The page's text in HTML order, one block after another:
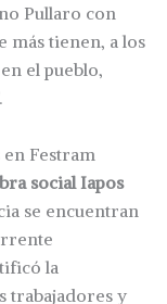
Pullaro con
más tienen, a los
el pueblo,
Festram
social Iapos
se encuentran
la
trabajadores y